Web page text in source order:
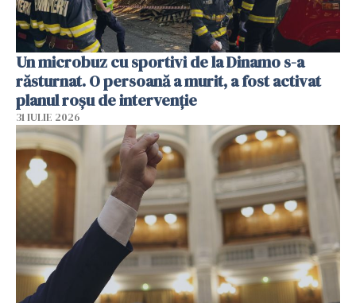
Un microbuz cu sportivi de la Dinamo s-a
răsturnat. O persoană a murit, a fost activat
planul roșu de intervenție
31 IULIE 2026